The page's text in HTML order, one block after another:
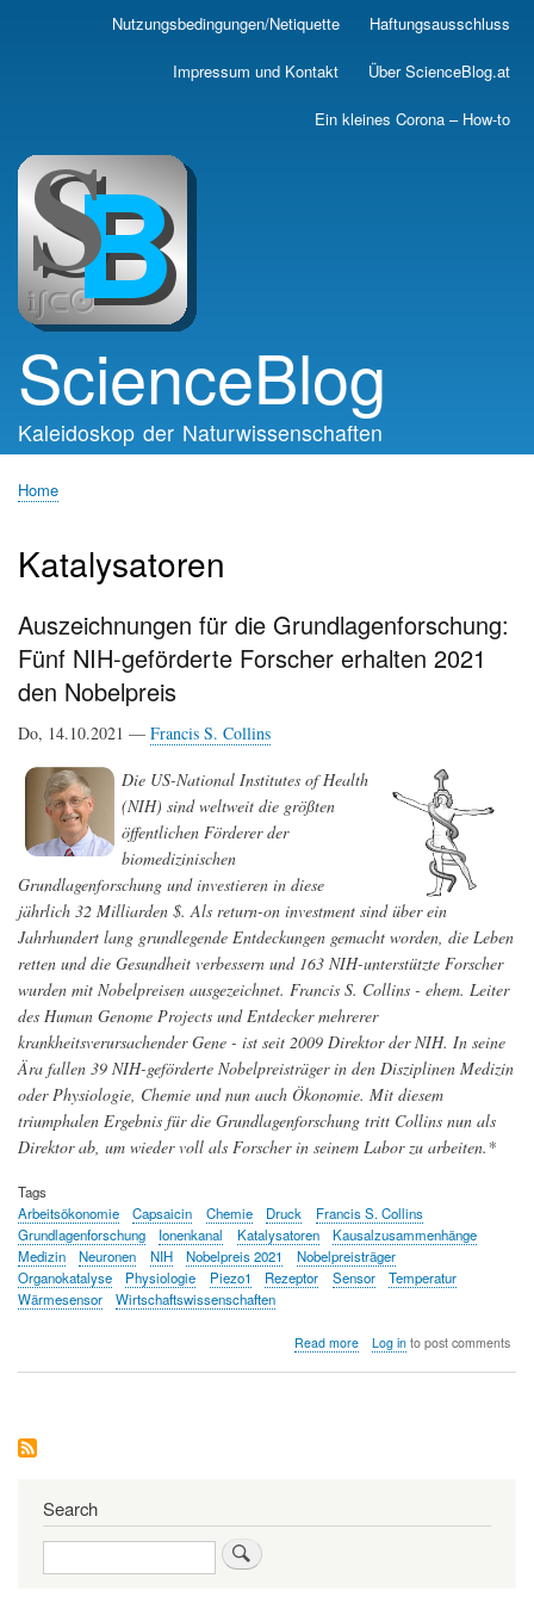
Skip
main
Nutzungsbedingungen/Netiquette Haftungsausschluss
Impressum und Kontakt Über ScienceBlog.at
Ein kleines Corona – How-to
ScienceBlog
Kaleidoskop der Naturwissenschaften
Home
Katalysatoren
Auszeichnungen für die Grundlagenforschung:
Fünf NIH-geförderte Forscher erhalten 2021
den Nobelpreis
Do, 14.10.2021 — Francis S. Collins
Die US-National Institutes of Health
(NIH) sind weltweit die größten
öffentlichen Förderer der
biomedizinischen
Grundlagenforschung und investieren in diese
jährlich 32 Milliarden $. Als return-on investment sind über ein
Jahrhundert lang grundlegende Entdeckungen gemacht worden, die Leben
retten und die Gesundheit verbessern und 163 NIH-unterstützte Forscher
wurden mit Nobelpreisen ausgezeichnet. Francis S. Collins - ehem. Leiter
des Human Genome Projects und Entdecker mehrerer
krankheitsverursachender Gene - ist seit 2009 Direktor der NIH. In seine
Ära fallen 39 NIH-geförderte Nobelpreisträger in den Disziplinen Medizin
oder Physiologie, Chemie und nun auch Ökonomie. Mit diesem
triumphalen Ergebnis für die Grundlagenforschung tritt Collins nun als
Direktor ab, um wieder voll als Forscher in seinem Labor zu arbeiten.*
Tags
Arbeitsökonomie
Capsaicin Chemie Druck
Francis S. Collins
Grundlagenforschung
Ionenkanal Katalysatoren
Kausalzusammenhänge
Medizin
Neuronen NIH Nobelpreis 2021
Nobelpreisträger
Organokatalyse
Physiologie Piezo1 Rezeptor Sensor
Temperatur
Wärmesensor
Wirtschaftswissenschaften
Read moreabout
erhalten
Log into post comments
Search
Search